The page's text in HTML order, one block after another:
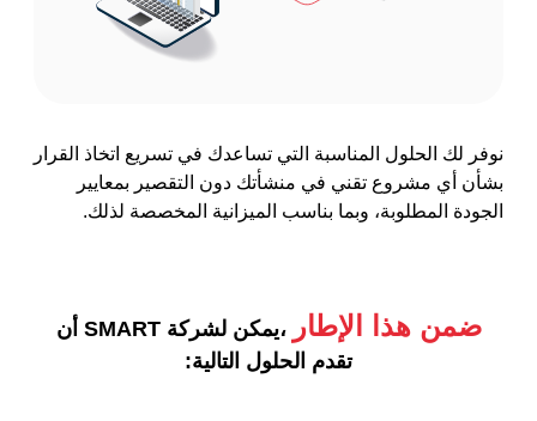
نوفر لك الحلول المناسبة التي تساعدك في تسريع اتخاذ القرار
بشأن أي مشروع تقني في منشأتك دون التقصير بمعايير
الجودة المطلوبة، وبما بناسب الميزانية المخصصة لذلك.
ضمن هذا الإطار
،يمكن لشركة SMART أن
تقدم الحلول التالية: